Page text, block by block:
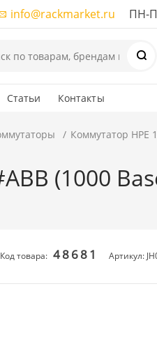
info@rackmarket.ru ПН-
Статьи Контакты
Коммутатор HPE
(1000
Код товара: 48681 Артикул: